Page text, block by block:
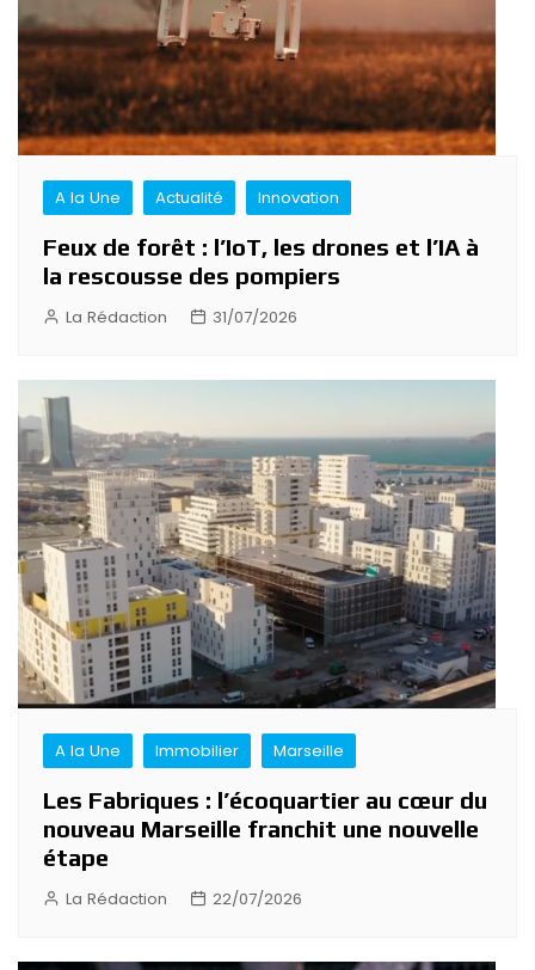
A la Une Actualité Innovation
Feux de forêt : l’IoT, les drones et l’IA à
la rescousse des pompiers
La Rédaction 31/07/2026
A la Une Immobilier Marseille
Les Fabriques : l’écoquartier au cœur du
nouveau Marseille franchit une nouvelle
étape
La Rédaction 22/07/2026